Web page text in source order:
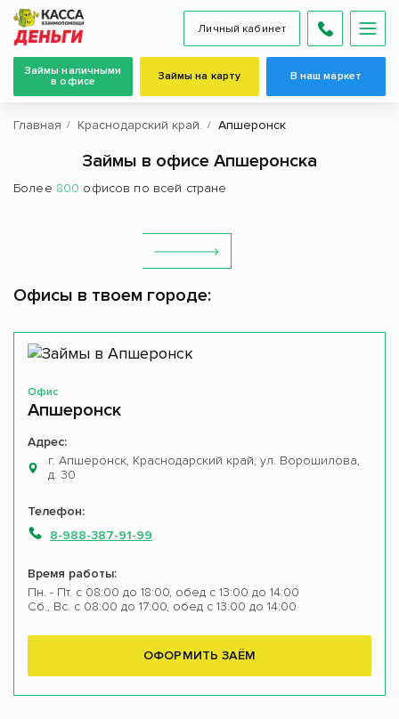
Личный кабинет
Займы наличными
в офисе
Займы на карту В наш маркет
Главная Краснодарский край. Апшеронск
Займы в офисе Апшеронска
Более 800 офисов по всей стране
Офисы в твоем городе:
Офис
Апшеронск
Адрес:
г. Апшеронск, Краснодарский край, ул. Ворошилова,
д. 30
Телефон:
8-988-387-91-99
Время работы:
Пн. - Пт. с 08:00 до 18:00, обед с 13:00 до 14:00
Сб., Вс. с 08:00 до 17:00, обед с 13:00 до 14:00
ОФОРМИТЬ ЗАЁМ